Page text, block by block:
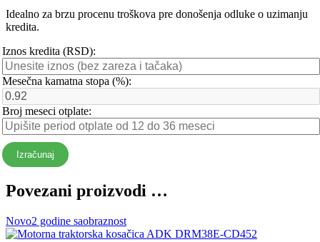
Idealno za brzu procenu troškova pre donošenja odluke o uzimanju
kredita.
Iznos kredita (RSD):
Mesečna kamatna stopa (%):
Broj meseci otplate:
Izračunaj
Povezani proizvodi …
Novo2 godine saobraznost